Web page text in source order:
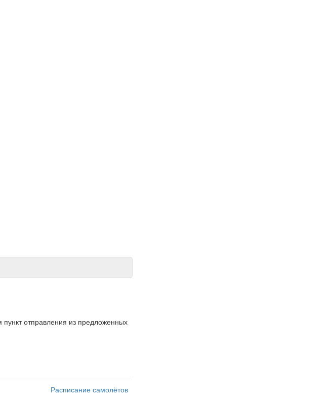
отправления из предложенных
Расписание самолётов